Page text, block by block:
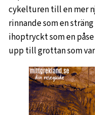
cykelturen till en mer
rinnande som en
ihoptryckt som en
upp till grottan som